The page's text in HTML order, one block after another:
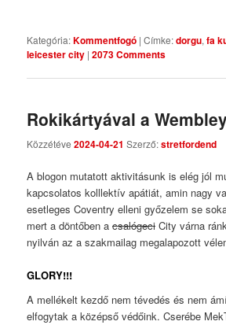
Kategória:Kommentfogó |Címke:dorgu,fa
leicester city |2073 Comments
Rokikártyával a
Közzétéve2024-04-21 Szerző:stretfordend
A blogon mutatott aktivitásunk is elég jól
kapcsolatos kolllektív apátiát, amin nagy
esetleges Coventry elleni győzelem se
mert a döntőben acsalógeci City várna
nyilván az a szakmailag megalapozott
GLORY!!!
A mellékelt kezdő nem tévedés és nem
elfogytak a középső védőink. Cserébe